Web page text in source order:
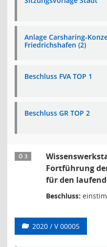
Anlage Carsharing-
Friedrichshafen (2)
Beschluss FVA TOP 1
Beschluss GR TOP 2
Ö 3
Fortführung
für den
Beschluss:
2020 / V 00005